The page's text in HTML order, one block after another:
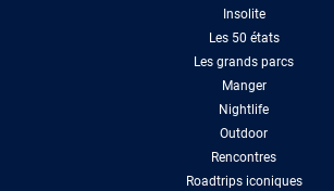
Insolite
Les 50 états
Les grands parcs
Manger
Nightlife
Outdoor
Rencontres
Roadtrips iconiques